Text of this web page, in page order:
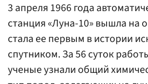
3 апреля 1966 года
станция «Луна-10» вышла на
стала ее первым в истории
спутником. За 56 суток
ученые узнали общий